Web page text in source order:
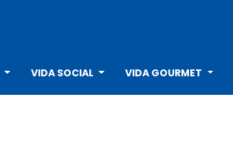
VIDA SOCIAL VIDA GOURMET